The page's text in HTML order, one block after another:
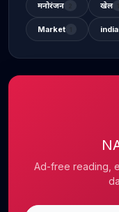
मनोरंजन खेल
Market india
Ad-free reading,